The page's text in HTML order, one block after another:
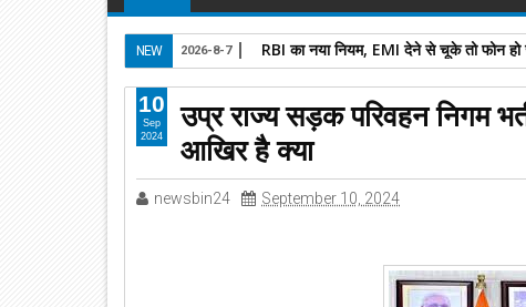
NEW RBI का नया नियम, EMI देने से चूके तो फोन हो
2026-8-7
उप्र राज्य सड़क परिवहन निगम
आखिर है क्या
newsbin24 September 10, 2024
10
Sep
2024